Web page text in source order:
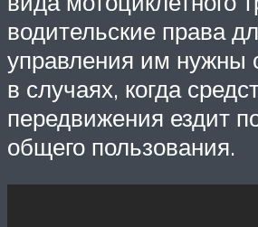
водительские права
управления им нужны
в случаях, когда
передвижения ездит
общего пользования.